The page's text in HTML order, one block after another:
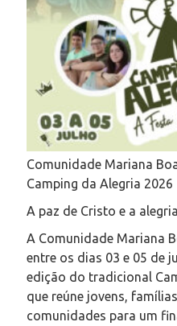
Comunidade Mariana
Camping da Alegria 2026
A paz de Cristo e a
A Comunidade Mariana
entre os dias 03 e 05 de
edição do tradicional
que reúne jovens,
comunidades para um